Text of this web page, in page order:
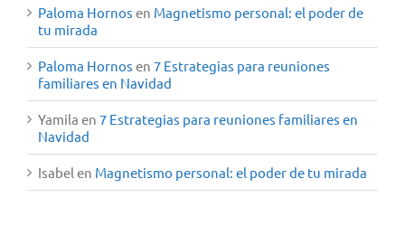
Paloma Hornos en Magnetismo personal: el poder de
tu mirada
Paloma Hornos en 7 Estrategias para reuniones
familiares en Navidad
Yamila en 7 Estrategias para reuniones familiares en
Navidad
Isabel en Magnetismo personal: el poder de tu mirada